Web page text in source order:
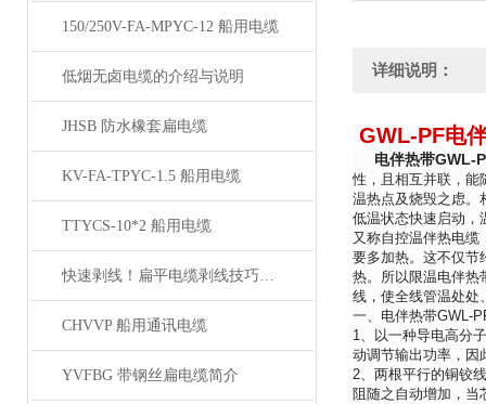
150/250V-FA-MPYC-12 船用电缆
低烟无卤电缆的介绍与说明
JHSB 防水橡套扁电缆
KV-FA-TPYC-1.5 船用电缆
TTYCS-10*2 船用电缆
快速剥线！扁平电缆剥线技巧分享
CHVVP 船用通讯电缆
YVFBG 带钢丝扁电缆简介
详细说明：
GWL-PF电
电伴热带GWL-
性，且相互并联，能
温热点及烧毁之虑。
低温状态快速启动，
又称自控温伴热电缆
要多加热。这不仅节
热。所以限温电伴热
线，使全线管温处处
一、电伴热带
1、以一种导电高分
动调节输出功率，
2、两根平行的铜铰
阻随之自动增加，当